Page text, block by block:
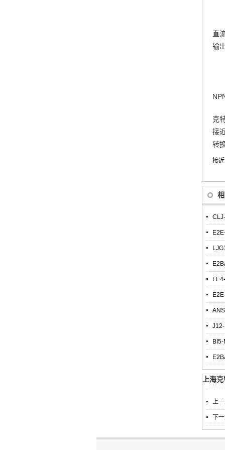
直
输
克
接
转
接
上海
上一
下